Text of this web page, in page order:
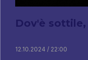
Dov'è
12.10.2024 / 22:00